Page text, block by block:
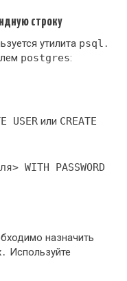
строку
утилита psql ․
postgres:
USER или CREATE
WITH PASSWORD
назначить
Используйте